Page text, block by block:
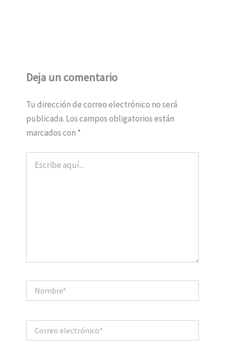
Deja un comentario
Tu dirección de correo electrónico no será
publicada. Los campos obligatorios están
marcados con *
aquí...
electrónico*